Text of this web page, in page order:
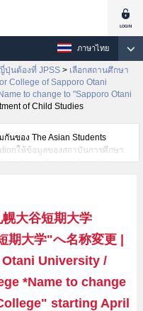
ภาษาไทย
ปุ่นต้องที่ JPSS > เลือกสถานศึกษา
College of Sapporo Otani
to change to "Sapporo Otani
of Child Studies
กันของ The Asian Students
ให้ข้อมูลของสถาบันการศึกษา
ยระดับอนุปริญญา・วิทยาลัย
to "Sapporo Otani Junior
หรับนักศึกษาต่างชาติเช่นข้อมูล
เช่นจำนวนคนที่รับสมัครหรือ
สถานที่,การเดินทางเป็นต้นไว้
大谷短期大学
期大学"へ名称変更|
University /
*Name to change
starting April